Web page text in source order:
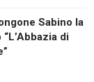
Sabino la
di